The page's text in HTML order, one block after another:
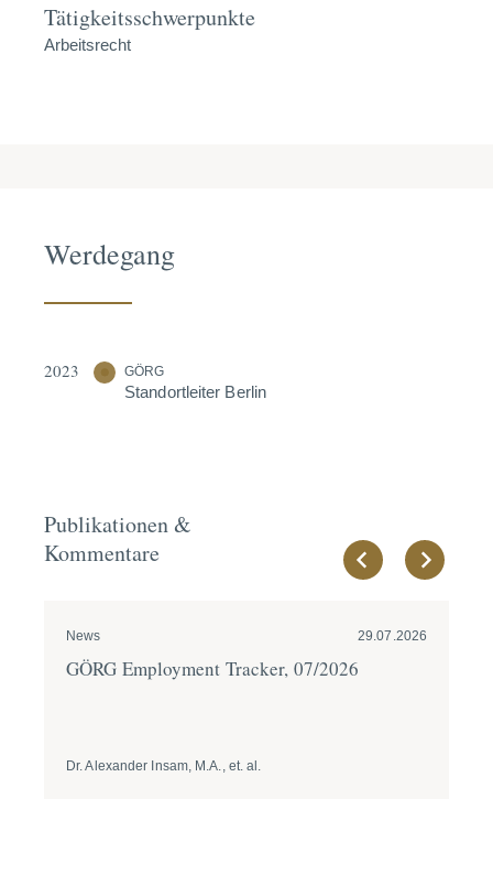
Tätigkeitsschwerpunkte
Arbeitsrecht
Werdegang
2023 GÖRG
Stand­ort­leiter Berlin
Publikationen &
Kommentare
News 29.07.2026
GÖRG Employment Tracker, 07/2026
Dr. Alexander Insam, M.A., et. al.